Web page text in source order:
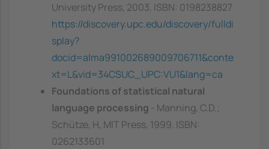
University Press, 2003. ISBN: 0198238827
https://discovery.upc.edu/discovery/fulldi
splay?
docid=alma991002689009706711&conte
xt=L&vid=34CSUC_UPC:VU1&lang=ca
Foundations of statistical natural
language processing
- Manning, C.D.;
Schütze, H, MIT Press, 1999. ISBN:
0262133601